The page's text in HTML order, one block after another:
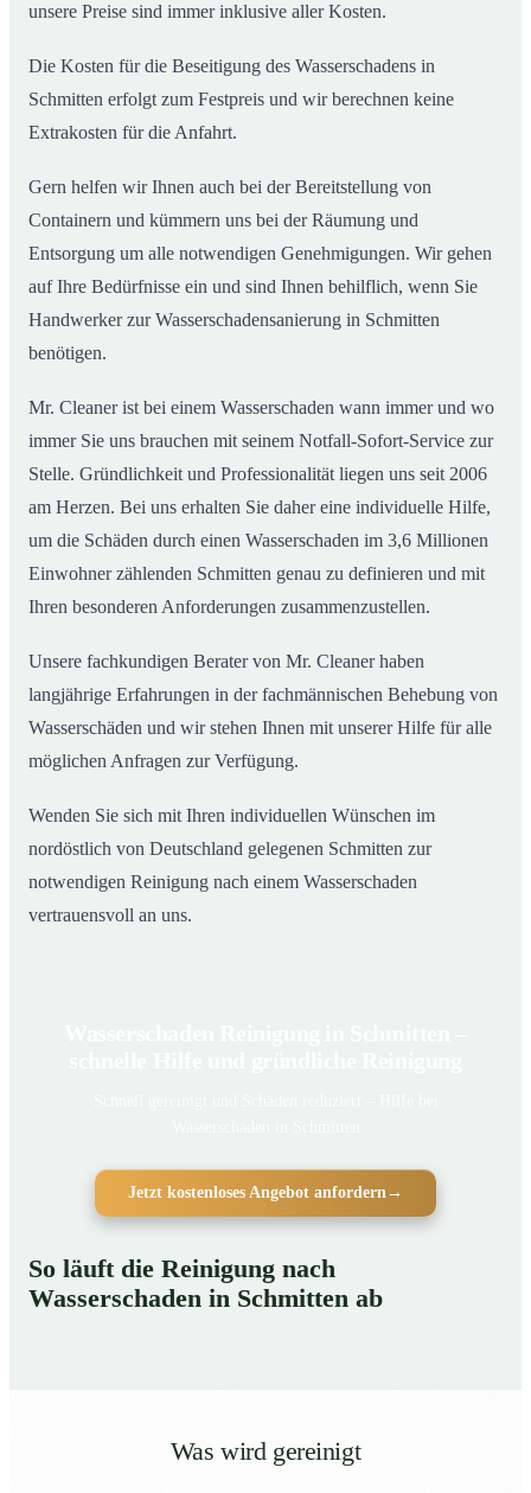
unsere Preise sind immer inklusive aller Kosten.
Die Kosten für die Beseitigung des Wasserschadens in
Schmitten erfolgt zum Festpreis und wir berechnen keine
Extrakosten für die Anfahrt.
Gern helfen wir Ihnen auch bei der Bereitstellung von
Containern und kümmern uns bei der Räumung und
Entsorgung um alle notwendigen Genehmigungen. Wir gehen
auf Ihre Bedürfnisse ein und sind Ihnen behilflich, wenn Sie
Handwerker zur Wasserschadensanierung in Schmitten
benötigen.
Mr. Cleaner ist bei einem Wasserschaden wann immer und wo
immer Sie uns brauchen mit seinem Notfall-Sofort-Service zur
Stelle. Gründlichkeit und Professionalität liegen uns seit 2006
am Herzen. Bei uns erhalten Sie daher eine individuelle Hilfe,
um die Schäden durch einen Wasserschaden im 3,6 Millionen
Einwohner zählenden Schmitten genau zu definieren und mit
Ihren besonderen Anforderungen zusammenzustellen.
Unsere fachkundigen Berater von Mr. Cleaner haben
langjährige Erfahrungen in der fachmännischen Behebung von
Wasserschäden und wir stehen Ihnen mit unserer Hilfe für alle
möglichen Anfragen zur Verfügung.
Wenden Sie sich mit Ihren individuellen Wünschen im
nordöstlich von Deutschland gelegenen Schmitten zur
notwendigen Reinigung nach einem Wasserschaden
vertrauensvoll an uns.
Jetzt kostenloses Angebot anfordern→
So läuft die Reinigung nach
Wasserschaden in Schmitten ab
Was wird gereinigt